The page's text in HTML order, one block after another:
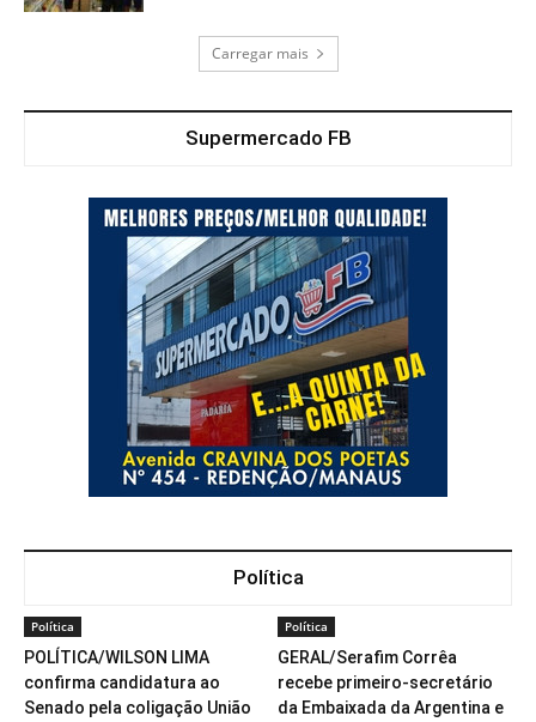
Carregar mais
Supermercado FB
Política
Política
POLÍTICA/WILSON LIMA
confirma candidatura ao
Senado pela coligação União
Política
GERAL/Serafim Corrêa
recebe primeiro-secretário
da Embaixada da Argentina e